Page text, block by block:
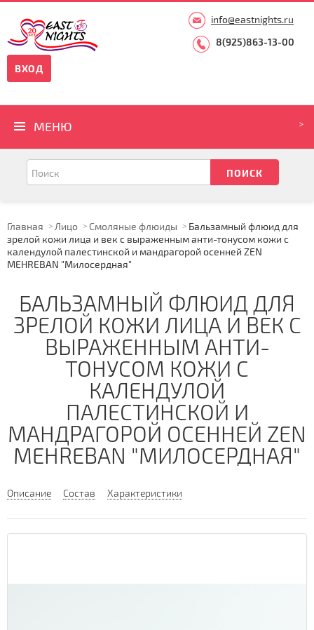
info@eastnights.ru
8(925)863-13-00
ВХОД
МЕНЮ
Главная Лицо Смоляные флюиды
Бальзамный флюид для
зрелой кожи лица и век с выраженным анти-тонусом кожи с
календулой палестинской и мандрагорой осенней ZEN
MEHREBAN "Милосердная"
БАЛЬЗАМНЫЙ ФЛЮИД ДЛЯ
ЗРЕЛОЙ КОЖИ ЛИЦА И ВЕК С
ВЫРАЖЕННЫМ АНТИ-
ТОНУСОМ КОЖИ С
КАЛЕНДУЛОЙ
ПАЛЕСТИНСКОЙ И
МАНДРАГОРОЙ ОСЕННЕЙ ZEN
MEHREBAN "МИЛОСЕРДНАЯ"
Описание Состав Характеристики